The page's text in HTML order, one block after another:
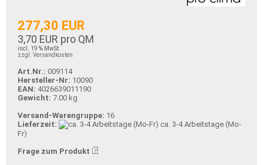
277,30 EUR
3,70 EUR pro QM
incl. 19 % MwSt.
zzgl. Versandkosten
Art.Nr.: 009114
Hersteller-Nr: 10090
EAN: 4026639011190
Gewicht: 7.00 kg
Versand-Warengruppe: 16
Lieferzeit:
ca. 3-4 Arbeitstage (Mo-
Fr)
Frage zum Produkt